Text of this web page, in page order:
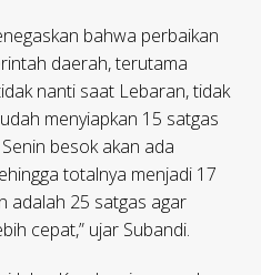
bahwa perbaikan
daerah, terutama
nanti saat Lebaran, tidak
menyiapkan 15 satgas
besok akan ada
totalnya menjadi 17
adalah 25 satgas agar
cepat,” ujar Subandi.